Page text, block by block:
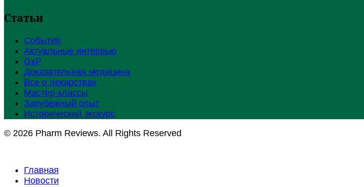
Статьи
События
Актуальные интервью
GxP
Доказательная медицина
Все о лекарствах
Мастер-классы
Зарубежный опыт
Исторический экскурс
© 2026 Pharm Reviews. All Rights Reserved
Главная
Новости